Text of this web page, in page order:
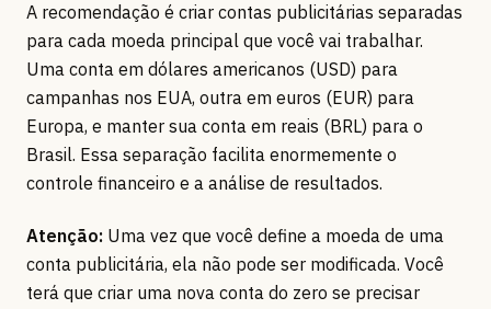
A recomendação é criar contas publicitárias separadas
para cada moeda principal que você vai trabalhar.
Uma conta em dólares americanos (USD) para
campanhas nos EUA, outra em euros (EUR) para
Europa, e manter sua conta em reais (BRL) para o
Brasil. Essa separação facilita enormemente o
controle financeiro e a análise de resultados.
Atenção: Uma vez que você define a moeda de uma
conta publicitária, ela não pode ser modificada. Você
terá que criar uma nova conta do zero se precisar